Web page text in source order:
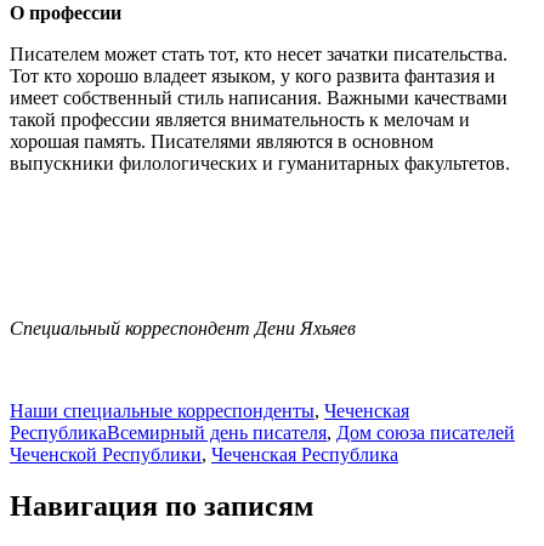
О профессии
Писателем может стать тот, кто несет зачатки писательства.
Тот кто хорошо владеет языком, у кого развита фантазия и
имеет собственный стиль написания. Важными качествами
такой профессии является внимательность к мелочам и
хорошая память. Писателями являются в основном
выпускники филологических и гуманитарных факультетов.
Специальный корреспондент Дени Яхьяев
Наши специальные корреспонденты, Чеченская
РеспубликаВсемирный день писателя, Дом союза писателей
Чеченской Республики, Чеченская Республика
Навигация по записям